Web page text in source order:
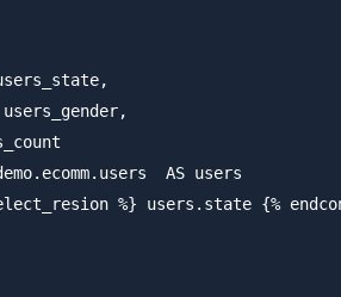
AS users
%} users.state {%